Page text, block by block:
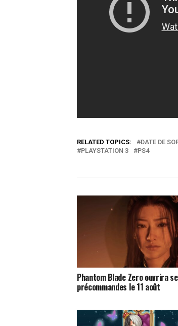
RELATED TOPICS: DATE DE
PLAYSTATION 3
PS4
Phantom Blade Zero ouvrira
précommandes le 11 août